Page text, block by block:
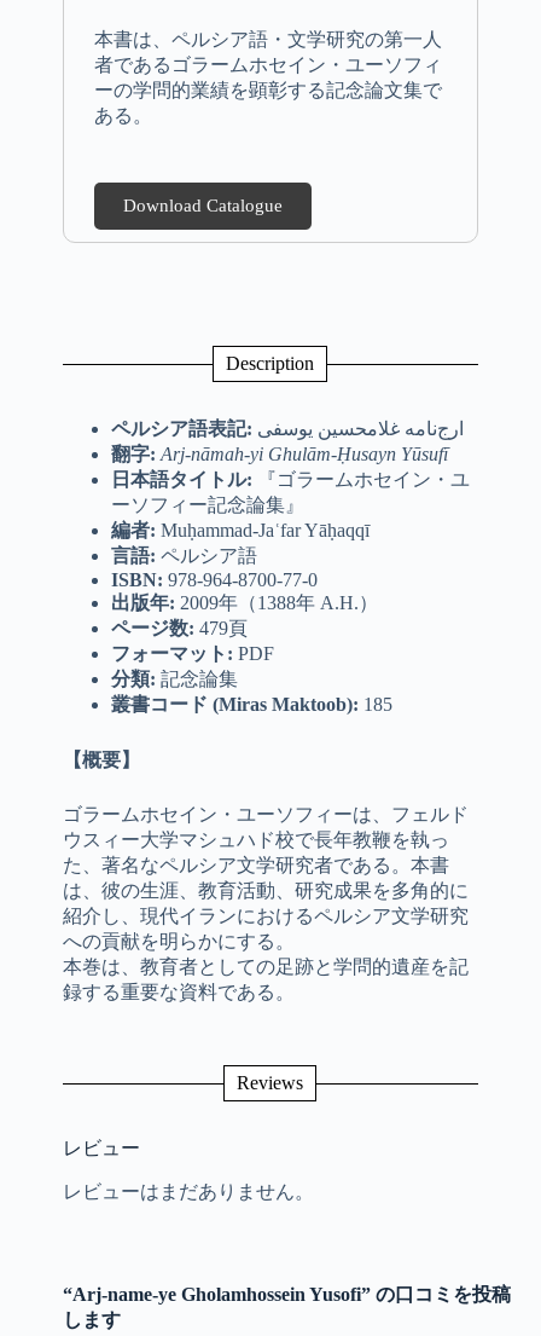
本書は、ペルシア語・文学研究の第一人
者であるゴラームホセイン・ユーソフィ
ーの学問的業績を顕彰する記念論文集で
ある。
Download Catalogue
Description
ペルシア語表記: ارج‌نامه غلامحسین یوسفی
翻字: Arj-nāmah-yi Ghulām-Ḥusayn Yūsufī
日本語タイトル: 『ゴラームホセイン・ユ
ーソフィー記念論集』
編者: Muḥammad-Jaʿfar Yāḥaqqī
言語: ペルシア語
ISBN: 978-964-8700-77-0
出版年: 2009年（1388年 A.H.）
ページ数: 479頁
フォーマット : PDF
分類: 記念論集
叢書コード (Miras Maktoob): 185
【概要】
ゴラームホセイン・ユーソフィーは、フェルド
ウスィー大学マシュハド校で長年教鞭を執っ
た、著名なペルシア文学研究者である。本書
は、彼の生涯、教育活動、研究成果を多角的に
紹介し、現代イランにおけるペルシア文学研究
への貢献を明らかにする。
本巻は、教育者としての足跡と学問的遺産を記
録する重要な資料である。
Reviews
レビュー
レビューはまだありません。
“Arj-name-ye Gholamhossein Yusofi” の口コミを投稿
します